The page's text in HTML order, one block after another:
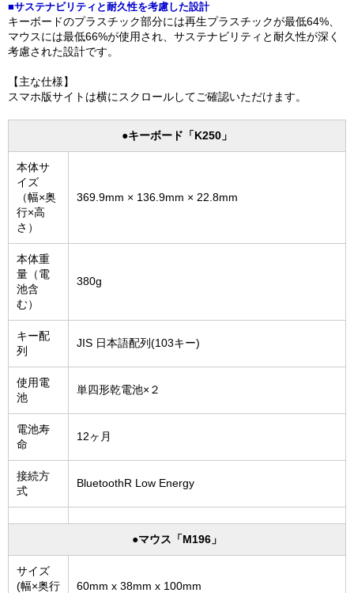
■サステナビリティと耐久性を考慮した設計
キーボードのプラスチック部分には再生プラスチックが最低64%、
マウスには最低66%が使用され、サステナビリティと耐久性が深く
考慮された設計です。
【主な仕様】
スマホ版サイトは横にスクロールしてご確認いただけます。
●キーボード「K250」
本体サ
イズ
（幅×奥
行×高
さ）
369.9mm × 136.9mm × 22.8mm
本体重
量（電
池含
む）
380g
キー配
列
JIS 日本語配列(103キー)
使用電
池
単四形乾電池×２
電池寿
命
12ヶ月
接続方
式
BluetoothR Low Energy
●マウス「M196」
サイズ
(幅×奥行
60mm x 38mm x 100mm